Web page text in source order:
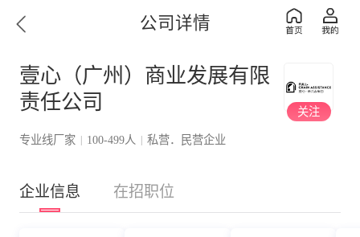
公司详情
壹心（广州）商业发展有限
责任公司
专业线厂家 | 100-499人 | 私营．民营企业
关注
企业信息 在招职位